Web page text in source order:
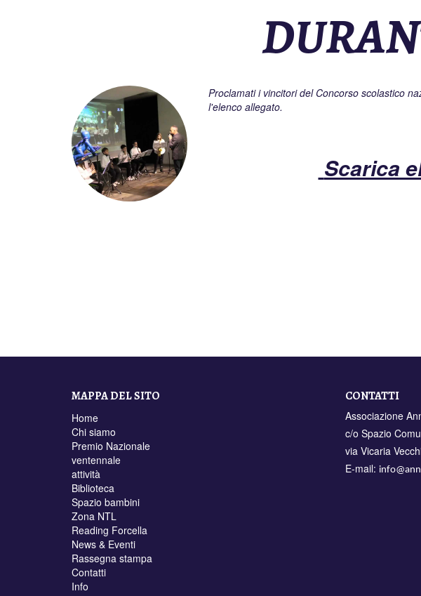
Proclamati i vincitori del Concorso scolastico
l'elenco allegato.
Scarica
MAPPA DEL SITO
Home
Chi siamo
Premio Nazionale
ventennale
attività
Biblioteca
Spazio bambini
Zona NTL
Reading Forcella
News & Eventi
Rassegna stampa
Contatti
Info
CONTATTI
Associazione
c/o Spazio
via Vicaria
E-mail: